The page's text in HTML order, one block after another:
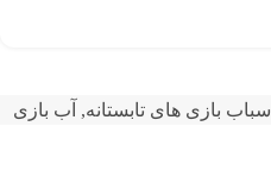
اسباب بازی های تابستانه, آب بازی